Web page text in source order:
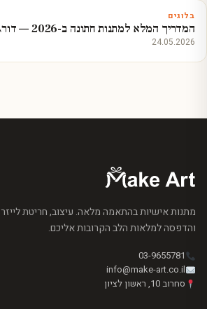
בלוגים
המדריך המלא למתנות חתונה ב-2026 — דורגנו לפי תקציב ויחס
24.05.2026
מתנות אישיות בהתאמה מלאה. עיצוב, חריטת לייזר
והדפסה למלאות הלב הקרובות אליכם.
03-9655781
info@make-art.co.il
סחרוב 10, ראשון לציון